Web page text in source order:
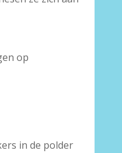
op
in de polder